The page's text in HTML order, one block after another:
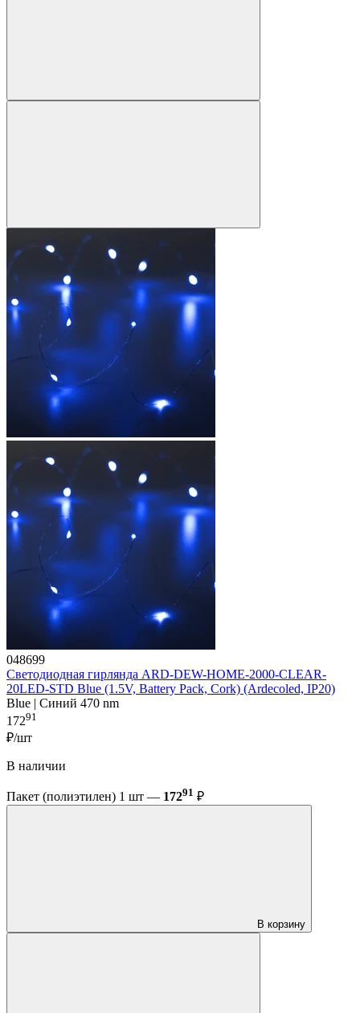
048699
Светодиодная гирлянда ARD-DEW-HOME-2000-CLEAR-
20LED-STD Blue (1.5V, Battery Pack, Cork) (Ardecoled, IP20)
Blue | Синий 470 nm
17291
₽/шт
В наличии
Пакет (полиэтилен) 1 шт — 17291 ₽
В корзину